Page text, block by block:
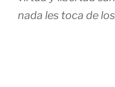
nada les toca de